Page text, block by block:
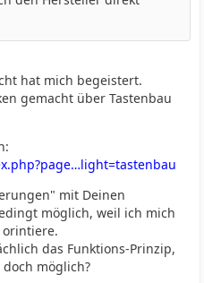
hat mich begeistert.
gemacht über Tastenbau
mit Deinen
möglich, weil ich mich
orintiere.
das Funktions-Prinzip,
möglich?